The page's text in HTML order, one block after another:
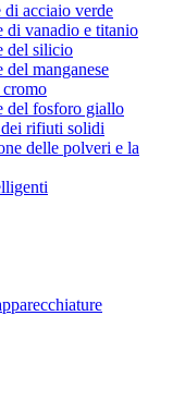
di acciaio verde
di vanadio e titanio
del silicio
manganese
cromo
del fosforo giallo
rifiuti solidi
delle polveri e la